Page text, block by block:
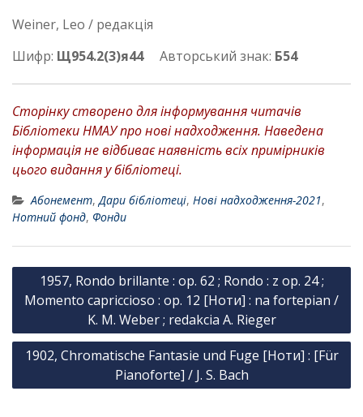
Weiner, Leo / редакція
Шифр: Щ954.2(3)я44Авторський знак: Б54
Сторінку створено для інформування читачів
Бібліотеки НМАУ про нові надходження. Наведена
інформація не відбиває наявність всіх примірників
цього видання у бібліотеці.
Абонемент,Дари бібліотеці, Нові надходження-2021,
Нотний фонд, Фонди
Н
і
а
1957, Rondo brillante : op. 62 ; Rondo : z op. 24 ;
Momento capriccioso : op. 12 [Ноти] : na fortepian /
K. M. Weber ; redakcia A. Rieger
1902, Chromatische Fantasie und Fuge [Ноти] : [Für
Pianoforte] / J. S. Bach